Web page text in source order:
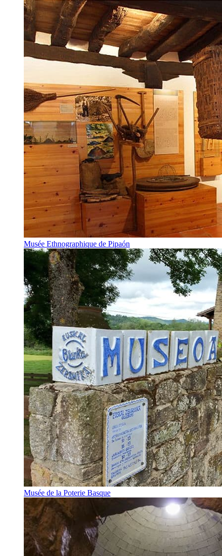
Musée Ethnographique de Pipaón
Musée de la Poterie Basque